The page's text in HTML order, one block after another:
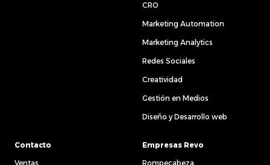
CRO
Marketing Automation
Marketing Analytics
Redes Sociales
Creatividad
Gestión en Medios
Diseño y Desarrollo web
Contacto
Ventas
Empresas Revo
Rompecabeza